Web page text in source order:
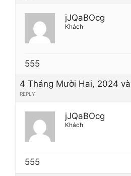
jJQaBOcg
Khách
555
4 Tháng Mười Hai, 2024
REPLY
jJQaBOcg
Khách
555